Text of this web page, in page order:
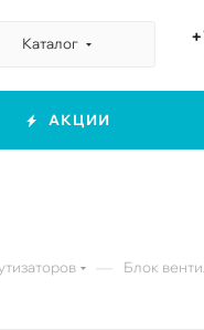
Каталог
АКЦИИ
Блок